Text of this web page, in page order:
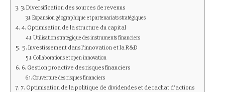
3. Diversification des sources de revenus
Expansion géographique et partenariats stratégiques
4. Optimisation de la structure du capital
Utilisation stratégique des instruments financiers
5. Investissement dans l’innovation et la R&D
Collaborations et open innovation
6. Gestion proactive des risques financiers
Couverture des risques financiers
7. Optimisation de la politique de dividendes et de rachat d’actions